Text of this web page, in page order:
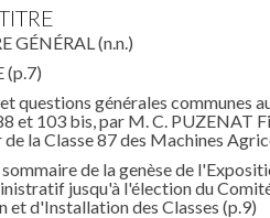
GÉNÉRAL(n.n.)
(p.7)
questions générales communes
et 103 bis, par M. C. PUZENAT
la Classe 87 des Machines
sommaire de la genèse de
jusqu'à l'élection du
et d'Installation des Classes (p.9)